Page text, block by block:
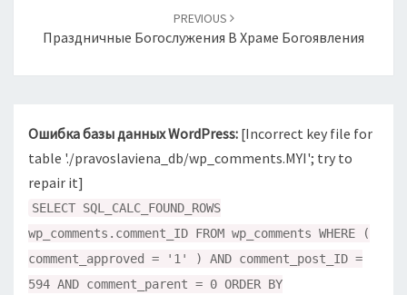
PREVIOUS
Праздничные Богослужения В Храме Богоявления
Ошибка базы данных WordPress: [Incorrect key file for
table './pravoslaviena_db/wp_comments.MYI'; try to
repair it]
SELECT SQL_CALC_FOUND_ROWS
wp_comments.comment_ID FROM wp_comments WHERE (
comment_approved = '1' ) AND comment_post_ID =
594 AND comment_parent = 0 ORDER BY